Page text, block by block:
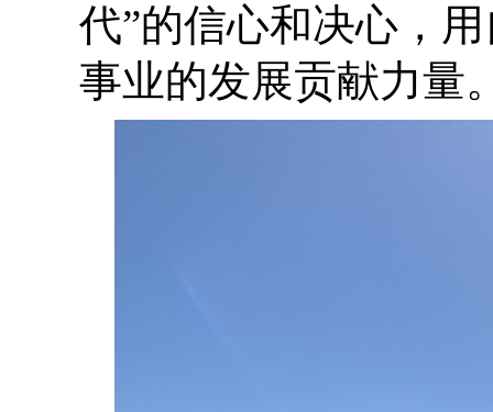
代”的信心和决心，
事业的发展贡献力量